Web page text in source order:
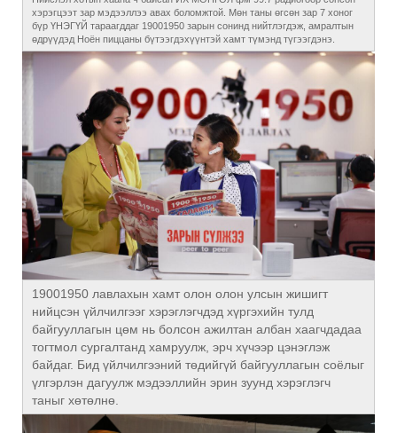
хэрэгцээт зар мэдээллээ авах боломжтой. Мөн таны өгсөн зар 7 хоног
бүр ҮНЭГҮЙ тараагддаг 19001950 зарын сонинд нийтлэгдэж, амралтын
өдрүүдэд Ноён пиццаны бүтээгдэхүүнтэй хамт түмэнд түгээгдэнэ.
19001950 лавлахын хамт олон олон улсын жишигт
нийцсэн үйлчилгээг хэрэглэгчдэд хүргэхийн тулд
байгууллагын цөм нь болсон ажилтан албан хаагчдадаа
тогтмол сургалтанд хамруулж, эрч хүчээр цэнэглэж
байдаг. Бид үйлчилгээний төдийгүй байгууллагын соёлыг
үлгэрлэн дагуулж мэдээллийн эрин зуунд хэрэглэгч
таныг хөтөлнө.